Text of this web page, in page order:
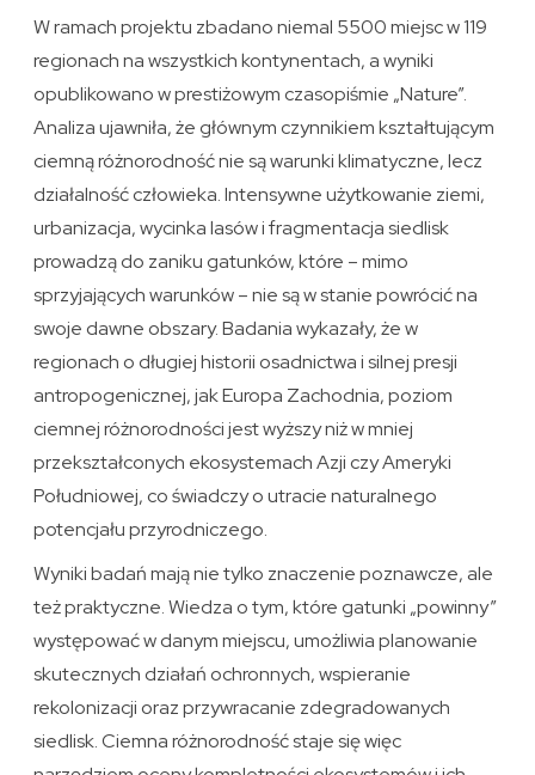
W ramach projektu zbadano niemal 5500 miejsc w 119
regionach na wszystkich kontynentach, a wyniki
opublikowano w prestiżowym czasopiśmie „Nature”.
Analiza ujawniła, że głównym czynnikiem kształtującym
ciemną różnorodność nie są warunki klimatyczne, lecz
działalność człowieka. Intensywne użytkowanie ziemi,
urbanizacja, wycinka lasów i fragmentacja siedlisk
prowadzą do zaniku gatunków, które – mimo
sprzyjających warunków – nie są w stanie powrócić na
swoje dawne obszary. Badania wykazały, że w
regionach o długiej historii osadnictwa i silnej presji
antropogenicznej, jak Europa Zachodnia, poziom
ciemnej różnorodności jest wyższy niż w mniej
przekształconych ekosystemach Azji czy Ameryki
Południowej, co świadczy o utracie naturalnego
potencjału przyrodniczego.
Wyniki badań mają nie tylko znaczenie poznawcze, ale
też praktyczne. Wiedza o tym, które gatunki „powinny”
występować w danym miejscu, umożliwia planowanie
skutecznych działań ochronnych, wspieranie
rekolonizacji oraz przywracanie zdegradowanych
siedlisk. Ciemna różnorodność staje się więc